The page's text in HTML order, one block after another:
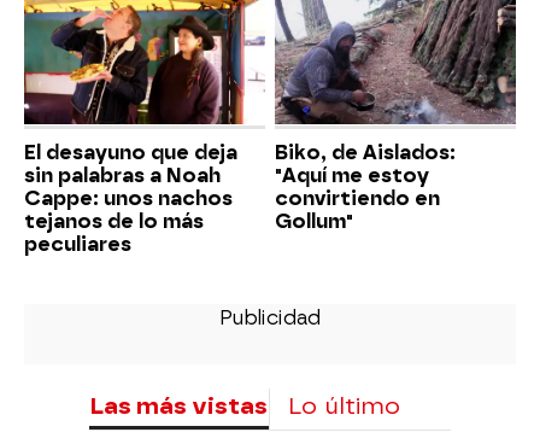
El desayuno que deja
sin palabras a Noah
Cappe: unos nachos
tejanos de lo más
peculiares
Biko, de Aislados:
"Aquí me estoy
convirtiendo en
Gollum"
Las más vistas Lo último